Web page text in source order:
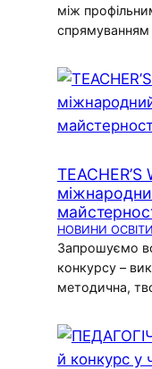
між
НОВИНИ ОСВІТИ
Запрошуємо
конкурсу –
методична,